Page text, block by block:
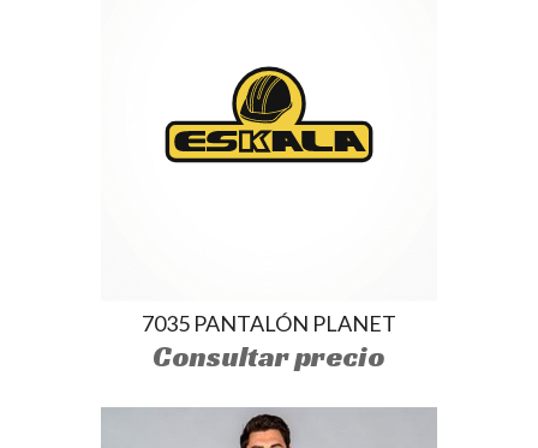
7035 PANTALÓN PLANET
Consultar precio